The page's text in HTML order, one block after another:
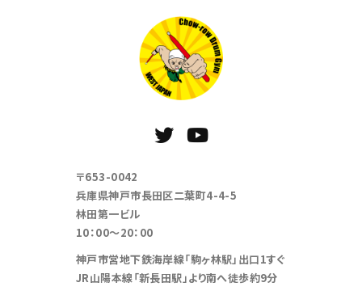
〒653-0042
兵庫県神戸市長田区二葉町4-4-5
林田第一ビル
10：00～20：00
神戸市営地下鉄海岸線「駒ヶ林駅」出口1すぐ
JR山陽本線「新長田駅」より南へ徒歩約9分